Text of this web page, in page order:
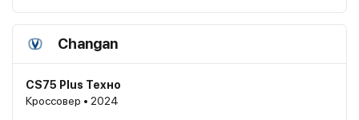
Changan
CS75 Plus Техно
Кроссовер • 2024